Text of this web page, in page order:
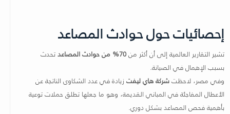
إحصائيات حول حوادث المصاعد
تشير التقارير العالمية إلى أن أكثر من70% من حوادث المصاعد
تحدث
بسبب الإهمال في الصيانة.
وفي مصر، لاحظتشركة هاي ليفت زيادة في عدد الشكاوى الناتجة عن
الأعطال المفاجئة في المباني القديمة، وهو ما جعلها تطلق حملات توعية
بأهمية فحص المصاعد بشكل دوري.